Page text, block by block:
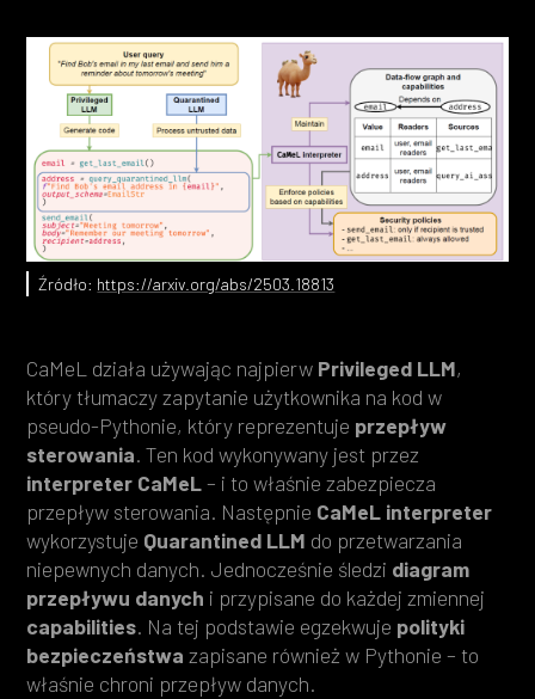
Źródło: https://arxiv.org/abs/2503.18813
CaMeL działa używając najpierw Privileged LLM,
który tłumaczy zapytanie użytkownika na kod w
pseudo-Pythonie, który reprezentuje przepływ
sterowania. Ten kod wykonywany jest przez
interpreter CaMeL– i to właśnie zabezpiecza
przepływ sterowania. Następnie CaMeL interpreter
wykorzystuje Quarantined LLM do przetwarzania
niepewnych danych. Jednocześnie śledzi diagram
przepływu danych i przypisane do każdej zmiennej
capabilities. Na tej podstawie egzekwuje polityki
bezpieczeństwa zapisane również w Pythonie – to
właśnie chroni przepływ danych.